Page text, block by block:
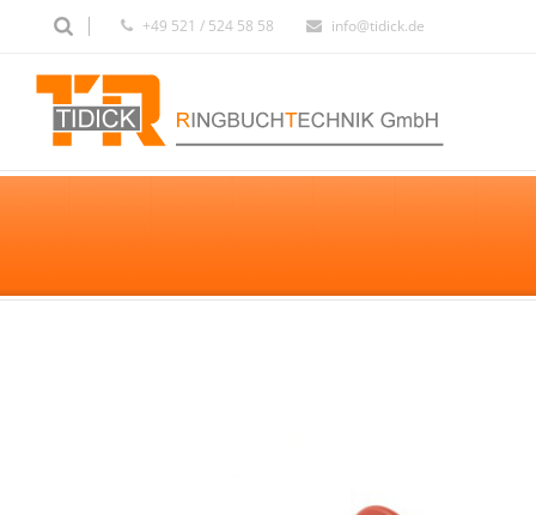
+49 521 / 524 58 58 info@tidick.de